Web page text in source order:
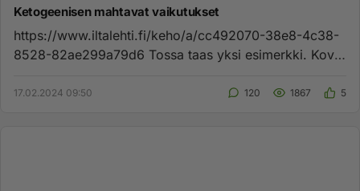
Ketogeenisen mahtavat vaikutukset
https://www.iltalehti.fi/keho/a/cc492070-38e8-4c38-
8528-82ae299a79d6 Tossa taas yksi esimerkki. Kova
17.02.2024 09:50 120 1867 5